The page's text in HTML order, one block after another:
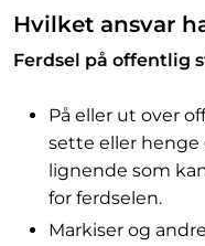
Hvilket ansvar
Ferdsel på offentlig
På eller ut over
sette eller henge
lignende som
for ferdselen.
Markiser og